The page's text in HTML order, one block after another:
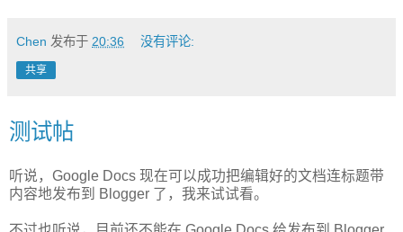
Chen 发布于 20:36 没有评论:
共享
测试帖
听说，Google Docs 现在可以成功把编辑好的文档连标题带
内容地发布到 Blogger 了，我来试试看。